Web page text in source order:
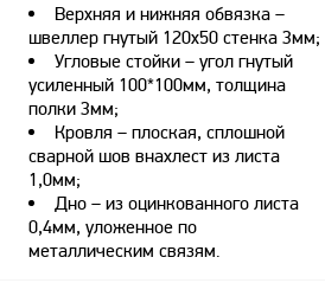
Верхняя и нижняя обвязка –
швеллер гнутый 120х50 стенка 3мм;
Угловые стойки – угол гнутый
усиленный 100*100мм, толщина
полки 3мм;
Кровля – плоская, сплошной
сварной шов внахлест из листа
1,0мм;
Дно – из оцинкованного листа
0,4мм, уложенное по
металлическим связям.